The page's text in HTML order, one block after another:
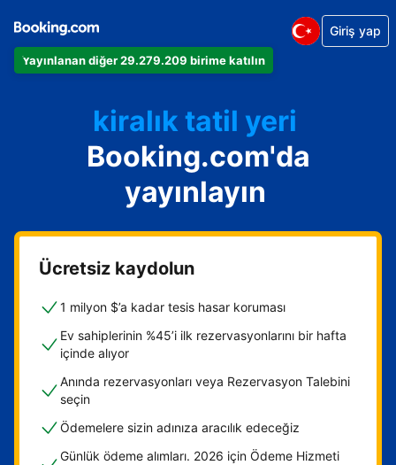
Yayınlanan diğer 29.279.209 birime katılın
Giriş yap
Dairenizi
Otelinizi
kiralık tatil yeri
Konukevinizi
Oda ve kahvaltı tesisinizi
Booking.com'da
yayınlayın
Ücretsiz kaydolun
1 milyon $’a kadar tesis hasar koruması
Ev sahiplerinin %45’i ilk rezervasyonlarını bir hafta
içinde alıyor
Anında rezervasyonları veya Rezervasyon Talebini
seçin
Ödemelere sizin adınıza aracılık edeceğiz
Günlük ödeme alımları. 2026 için Ödeme Hizmeti